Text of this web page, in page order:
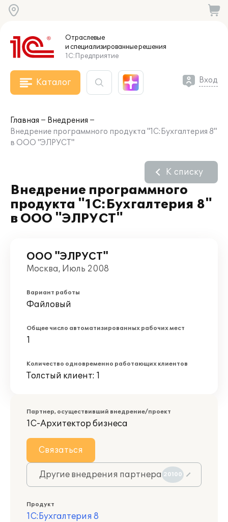
Отраслевые
и специализированныерешения
1С:Предприятие
Каталог Вход
Главная
Внедрения
Внедрение программного продукта "1С:Бухгалтерия 8"
в ООО "ЭЛРУСТ"
Внедрение программного
продукта "1С:Бухгалтерия 8"
в ООО "ЭЛРУСТ"
К списку
ООО "ЭЛРУСТ"
Москва, Июль 2008
Вариант работы
Файловый
Общее число автоматизированных рабочих мест
1
Количество одновременно работающих клиентов
Толстый клиент: 1
Партнер, осуществивший внедрение/проект
1С-Архитектор бизнеса
Связаться
Другие внедрения партнера 20100
Продукт
1С:Бухгалтерия 8